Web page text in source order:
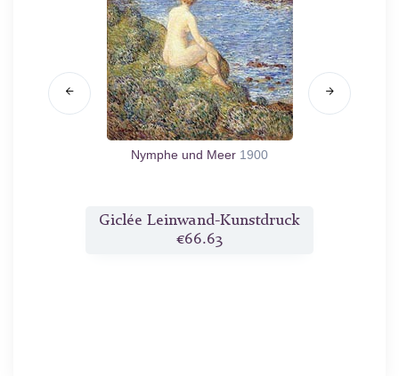
Nymphe und Meer 1900
Giclée Leinwand-Kunstdruck
€66.63